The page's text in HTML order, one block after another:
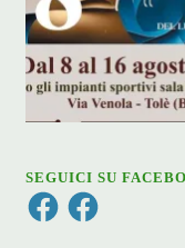
SEGUICI SU
FacebookFacebook